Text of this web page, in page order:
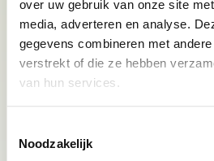
over uw gebruik van onze site
media, adverteren en analyse.
gegevens combineren met
verstrekt of die ze hebben
van hun services.
Noodzakelijk
Ook op Google staan we zeer
4,7 gemiddeld. We doen ons
gasten naar de zin te maken.
kinderen heerlijk spelen en
prachtige wandel- en